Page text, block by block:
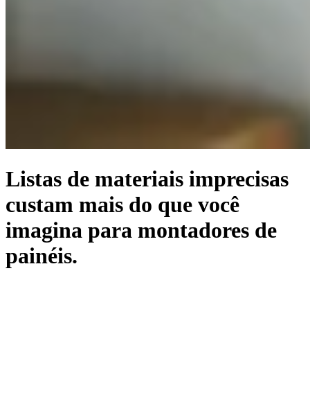
Listas de materiais imprecisas
custam mais do que você
imagina para montadores de
painéis.